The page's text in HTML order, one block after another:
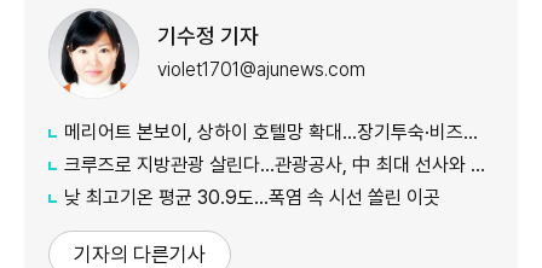
기수정 기자
violet1701@ajunews.com
메리어트 본보이, 상하이 호텔망 확대…장기투숙·비즈니스 수요 공략
크루즈로 지방관광 살린다…관광공사, 中 최대 선사와 맞손
낮 최고기온 평균 30.9도…폭염 속 시선 쏠린 이곳
기자의 다른기사